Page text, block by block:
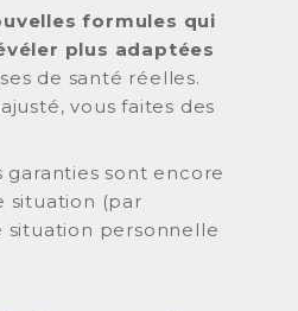
formules qui
plus adaptées
de santé réelles.
vous faites des
garanties sont encore
situation (par
situation personnelle